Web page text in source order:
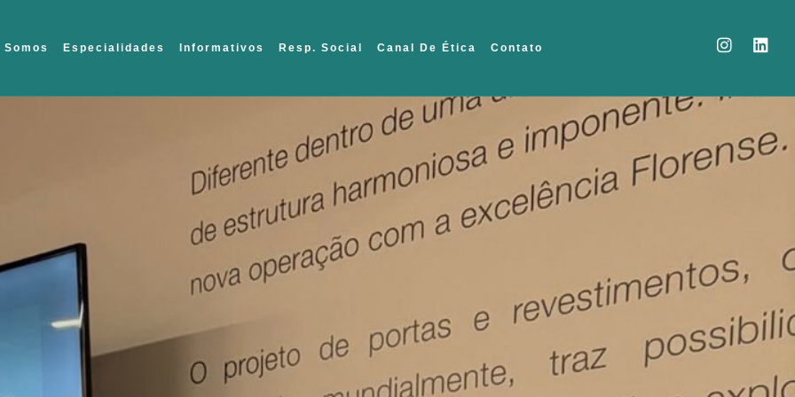
Somos Especialidades Informativos Resp. Social Canal De Ética Contato